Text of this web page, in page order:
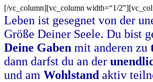
[/vc_column][vc_column width=“1/
Leben ist gesegnet von der
Größe Deiner Seele. Du bist
Deine Gaben mit anderen zu
dann darfst du an der
und am Wohlstand aktiv